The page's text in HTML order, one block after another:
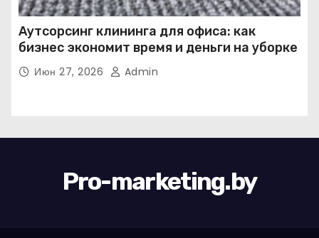
Аутсорсинг клининга для офиса: как
бизнес экономит время и деньги на уборке
Июн 27, 2026 Admin
Pro-marketing.by